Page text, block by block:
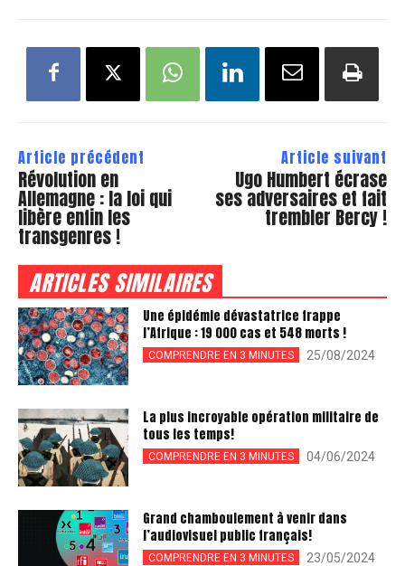
Article précédent
Révolution en
Allemagne : la loi qui
libère enfin les
transgenres !
Article suivant
Ugo Humbert écrase
ses adversaires et fait
trembler Bercy !
ARTICLES SIMILAIRES
Une épidémie dévastatrice frappe
l’Afrique : 19 000 cas et 548 morts !
COMPRENDRE EN 3 MINUTES 25/08/2024
La plus incroyable opération militaire de
tous les temps!
COMPRENDRE EN 3 MINUTES 04/06/2024
Grand chamboulement à venir dans
l’audiovisuel public français!
COMPRENDRE EN 3 MINUTES 23/05/2024